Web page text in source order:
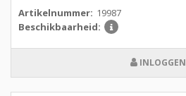
Artikelnummer: 19987
Beschikbaarheid:
INLOGGEN